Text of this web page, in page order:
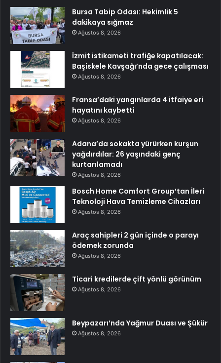
Bursa Tabip Odası: Hekimlik 5
dakikaya sığmaz
Ağustos 8, 2026
İzmit istikameti trafiğe kapatılacak:
Başiskele Kavşağı’nda gece çalışması
Ağustos 8, 2026
Fransa’daki yangınlarda 4 itfaiye eri
hayatını kaybetti
Ağustos 8, 2026
Adana’da sokakta yürürken kurşun
yağdırdılar: 26 yaşındaki genç
kurtarılamadı
Ağustos 8, 2026
Bosch Home Comfort Group’tan İleri
Teknoloji Hava Temizleme Cihazları
Ağustos 8, 2026
Araç sahipleri 2 gün içinde o parayı
ödemek zorunda
Ağustos 8, 2026
Ticari kredilerde çift yönlü görünüm
Ağustos 8, 2026
Beypazarı’nda Yağmur Duası ve Şükür
Ağustos 8, 2026